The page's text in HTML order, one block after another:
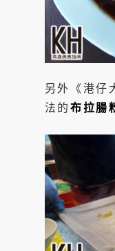
另外《港仔
法的布拉腸